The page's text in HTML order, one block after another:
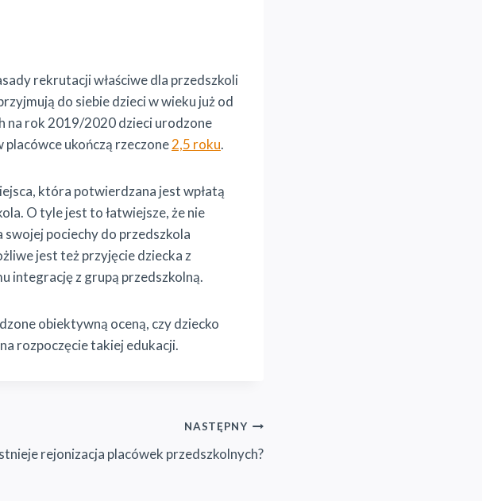
rekrutacji właściwe dla przedszkoli
do siebie dzieci w wieku już od
na rok 2019/2020 dzieci urodzone
ukończą rzeczone2,5 roku.
która potwierdzana jest wpłatą
O tyle jest to łatwiejsze, że nie
pociechy do przedszkola
jest też przyjęcie dziecka z
integrację z grupą przedszkolną.
obiektywną oceną, czy dziecko
rozpoczęcie takiej edukacji.
NASTĘPNY
rejonizacja placówek przedszkolnych?